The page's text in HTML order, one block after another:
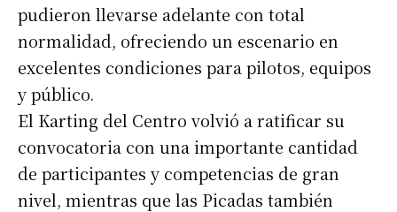
pudieron llevarse adelante con total
normalidad, ofreciendo un escenario en
excelentes condiciones para pilotos, equipos
y público.
El Karting del Centro volvió a ratificar su
convocatoria con una importante cantidad
de participantes y competencias de gran
nivel, mientras que las Picadas también